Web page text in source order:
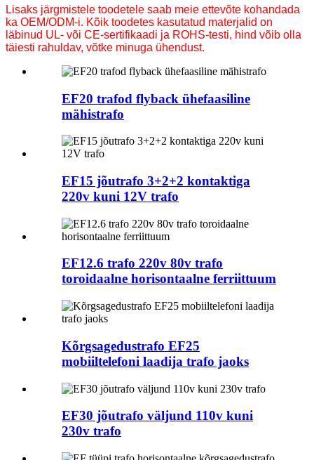
Lisaks järgmistele toodetele saab meie ettevõte kohandada
ka OEM/ODM-i. Kõik toodetes kasutatud materjalid on
läbinud UL- või CE-sertifikaadi ja ROHS-testi, hind võib olla
täiesti rahuldav, võtke minuga ühendust.
EF20 trafod flyback ühefaasiline
mähistrafo
EF15 jõutrafo 3+2+2 kontaktiga
220v kuni 12V trafo
EF12.6 trafo 220v 80v trafo
toroidaalne horisontaalne ferriittuum
Kõrgsagedustrafo EF25
mobiiltelefoni laadija trafo jaoks
EF30 jõutrafo väljund 110v kuni
230v trafo